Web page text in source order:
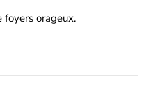
foyers orageux.